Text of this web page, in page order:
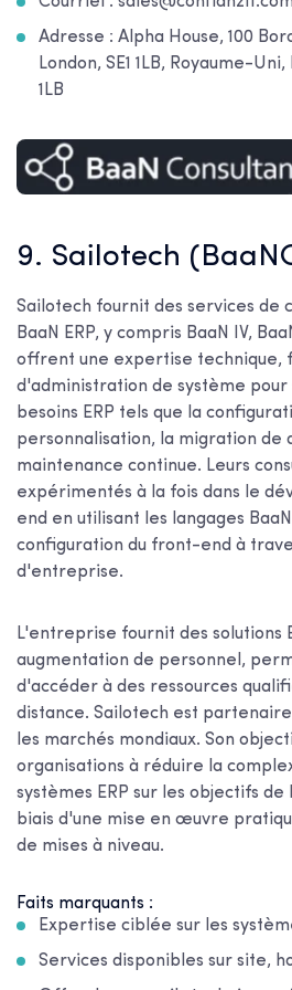
Adresse : Alpha House, 100
London, SE1 1LB, Royaume-Uni,
1LB
9. Sailotech
Sailotech fournit des services de
BaaN ERP, y compris BaaN IV,
offrent une expertise technique,
d'administration de système pour
besoins ERP tels que la
personnalisation, la migration de
maintenance continue. Leurs
expérimentés à la fois dans le
end en utilisant les langages
configuration du front-end à
d'entreprise.
L'entreprise fournit des solutions
augmentation de personnel,
d'accéder à des ressources
distance. Sailotech est
les marchés mondiaux. Son
organisations à réduire la
systèmes ERP sur les objectifs
biais d'une mise en œuvre
de mises à niveau.
Faits marquants :
Expertise ciblée sur les
Services disponibles sur site,